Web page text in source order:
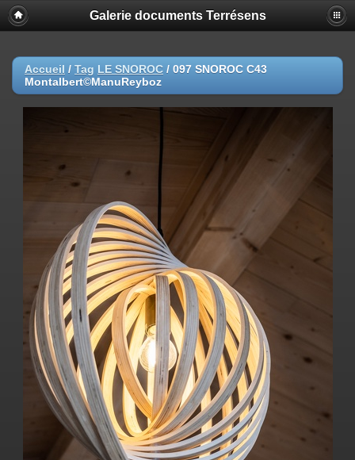
Galerie documents Terrésens
Accueil / Tag LE SNOROC / 097 SNOROC C43
Montalbert©ManuReyboz